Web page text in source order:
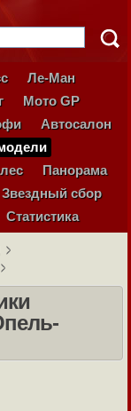
Ле-Ман
Мото GP
Автосалон
Панорама
Звездный сбор
Статистика